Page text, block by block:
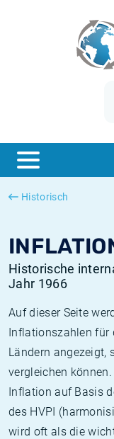
Historisch
Historische
Jahr 1966
Auf dieser Seite
Inflationszahlen für
Ländern angezeigt,
vergleichen
Inflation auf Basis
des HVPI
wird oft als die
ESTER
SONIA
Was ist die VPI-
Was ist die HVPI-
Deutsche inflation
Europäische inflation
Historische Euribor-
Historische ESTER-
Historische SOFR-
Historische SONIA-
Inflationsrechner